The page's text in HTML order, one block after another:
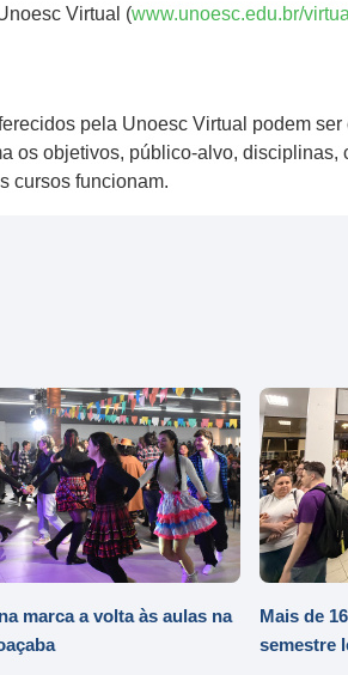
Virtual (www.unoesc.edu.br/virtual
pela Unoesc Virtual podem
os objetivos, público-alvo,
cursos funcionam.
marca a volta às aulas na
Mais de
semestre